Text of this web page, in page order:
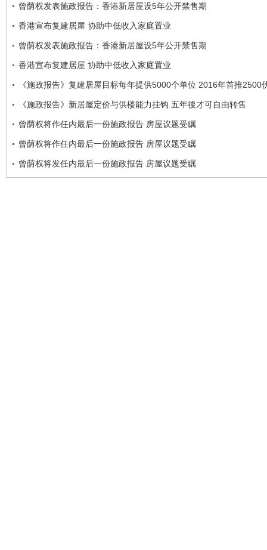
曾荫权发表施政报告：香港新居屋设5年公开禁售期
香港宣布复建居屋 协助中低收入家庭置业
曾荫权发表施政报告：香港新居屋设5年公开禁售期
香港宣布复建居屋 协助中低收入家庭置业
《施政报告》复建居屋目标每年提供5000个单位 2016年首推2500
《施政报告》新居屋定价与供楼能力挂钩 五年後才可自由转售
曾荫权将作任内最后一份施政报告 房屋议题受瞩
曾荫权将作任内最后一份施政报告 房屋议题受瞩
曾荫权将发任内最后一份施政报告 房屋议题受瞩